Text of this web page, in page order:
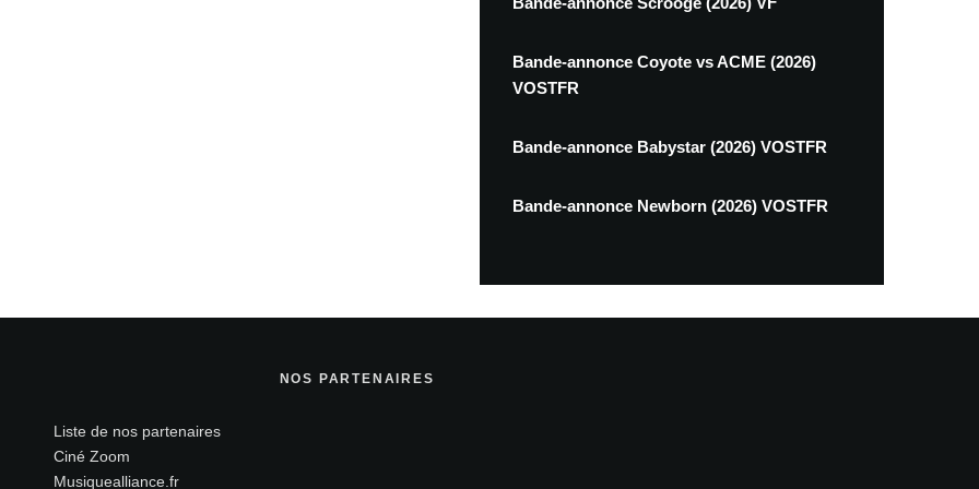
Bande-annonce Coyote vs ACME (2026)
VOSTFR
Bande-annonce Babystar (2026) VOSTFR
Bande-annonce Newborn (2026) VOSTFR
NOS PARTENAIRES
Liste de nos partenaires
Ciné Zoom
Musiquealliance.fr